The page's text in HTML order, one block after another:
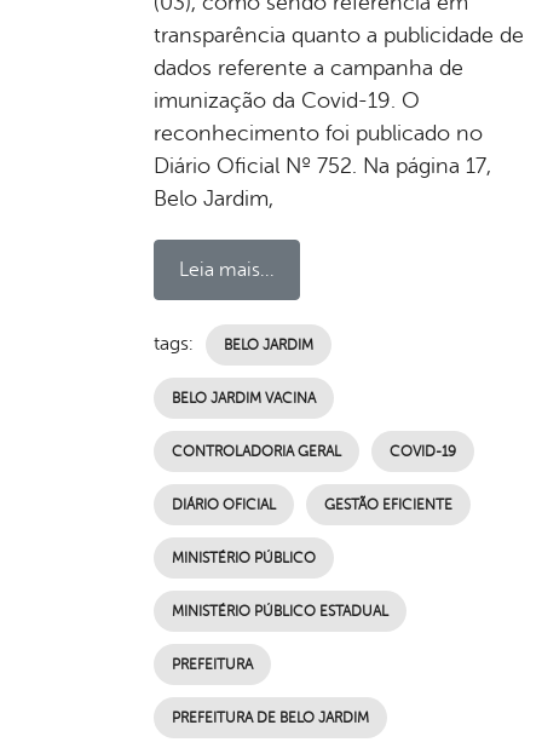
transparência quanto a publicidade de
dados referente a campanha de
imunização da Covid-19. O
reconhecimento foi publicado no
Diário Oficial Nº 752. Na página 17,
Belo Jardim,
Leia mais...
tags: BELO JARDIM
BELO JARDIM VACINA
CONTROLADORIA GERAL COVID-19
DIÁRIO OFICIAL GESTÃO EFICIENTE
MINISTÉRIO PÚBLICO
MINISTÉRIO PÚBLICO ESTADUAL
PREFEITURA
PREFEITURA DE BELO JARDIM